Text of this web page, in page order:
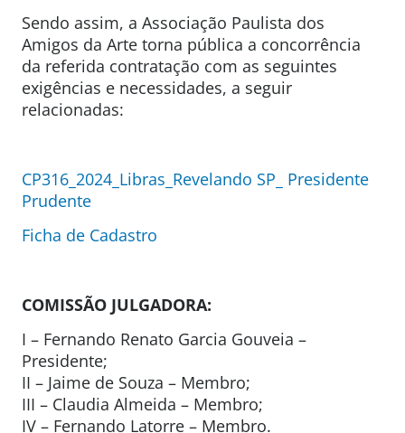
Sendo assim, a Associação Paulista dos
Amigos da Arte torna pública a concorrência
da referida contratação com as seguintes
exigências e necessidades, a seguir
relacionadas:
CP316_2024_Libras_Revelando SP_ Presidente
Prudente
Ficha de Cadastro
COMISSÃO JULGADORA:
I – Fernando Renato Garcia Gouveia –
Presidente;
II – Jaime de Souza – Membro;
III – Claudia Almeida – Membro;
IV – Fernando Latorre – Membro.